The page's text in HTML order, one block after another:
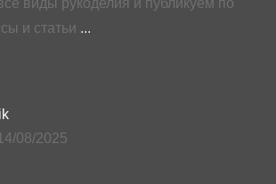
виды рукоделия и публикуем по
и статьи ...
08/2025